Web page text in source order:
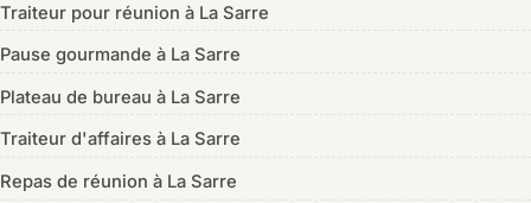
Traiteur pour réunion à La Sarre
Pause gourmande à La Sarre
Plateau de bureau à La Sarre
Traiteur d'affaires à La Sarre
Repas de réunion à La Sarre